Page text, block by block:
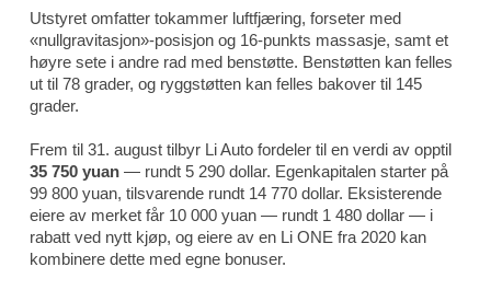
Utstyret omfatter tokammer luftfjæring, forseter med
«nullgravitasjon»-posisjon og 16-punkts massasje, samt et
høyre sete i andre rad med benstøtte. Benstøtten kan felles
ut til 78 grader, og ryggstøtten kan felles bakover til 145
grader.
Frem til 31. august tilbyr Li Auto fordeler til en verdi av opptil
35 750 yuan — rundt 5 290 dollar. Egenkapitalen starter på
99 800 yuan, tilsvarende rundt 14 770 dollar. Eksisterende
eiere av merket får 10 000 yuan — rundt 1 480 dollar — i
rabatt ved nytt kjøp, og eiere av en Li ONE fra 2020 kan
kombinere dette med egne bonuser.